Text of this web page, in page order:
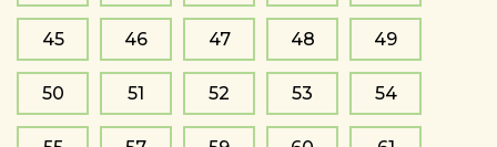
45 46 47 48 49
50 51 52 53 54